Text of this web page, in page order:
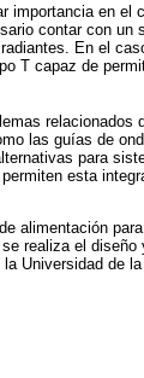
importancia en el
contar con un
En el
T capaz de
relacionados
las guías de
para
esta
alimentación
realiza el
Universidad de la